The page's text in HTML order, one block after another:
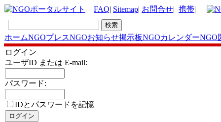
| FAQ| Sitemap| お問合せ| 携帯|
ホームNGOプレスNGOお知らせ掲示板NGOカレンダーNGO
ログイン
ユーザID または E-mail:
パスワード:
IDとパスワードを記憶